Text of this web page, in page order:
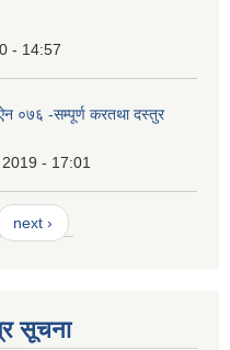
- 14:57
ऐन ०७६ -सम्पूर्ण करतथा दस्तुर
- 17:01
next ›
सूचना